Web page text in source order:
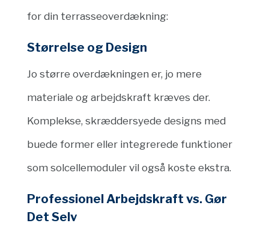
for din terrasseoverdækning:
Størrelse og Design
Jo større overdækningen er, jo mere
materiale og arbejdskraft kræves der.
Komplekse, skræddersyede designs med
buede former eller integrerede funktioner
som solcellemoduler vil også koste ekstra.
Professionel Arbejdskraft vs. Gør
Det Selv